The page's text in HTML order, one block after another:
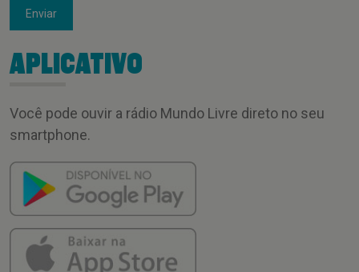
Enviar
APLICATIVO
Você pode ouvir a rádio Mundo Livre direto no seu
smartphone.